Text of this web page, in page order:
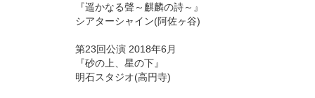
『遥かなる聲～麒麟の詩～』
シアターシャイン(阿佐ヶ谷)
第23回公演 2018年6月
『砂の上、星の下』
明石スタジオ(高円寺)